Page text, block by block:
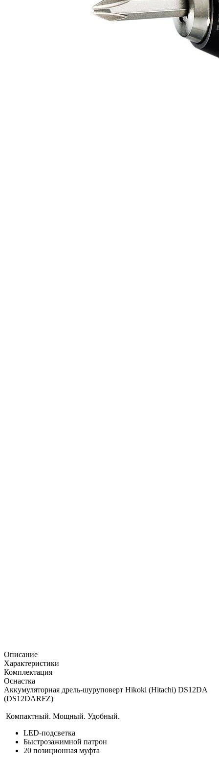
Описание
Характеристики
Комплектация
Оснастка
Аккумуляторная дрель-шуруповерт Hikoki (Hitachi) DS12DA
(DS12DARFZ)
Компактный. Мощный. Удобный.
LED-подсветка
Быстрозажимной патрон
20 позиционная муфта